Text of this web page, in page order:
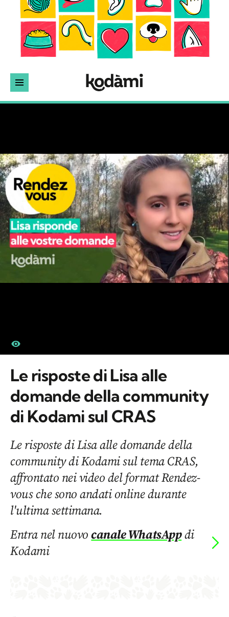
Le risposte di Lisa alle
domande della community
di Kodami sul CRAS
Le risposte di Lisa alle domande della
community di Kodami sul tema CRAS,
affrontato nei video del format Rendez-
vous che sono andati online durante
l'ultima settimana.
Entra nel nuovocanale WhatsAppdi
Kodami